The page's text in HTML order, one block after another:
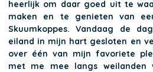
heerlijk om daar goed uit te
maken en te genieten van
Skuumkoppes. Vandaag de
eiland in mijn hart gesloten en
over één van mijn favoriete
met me mee langs weilanden